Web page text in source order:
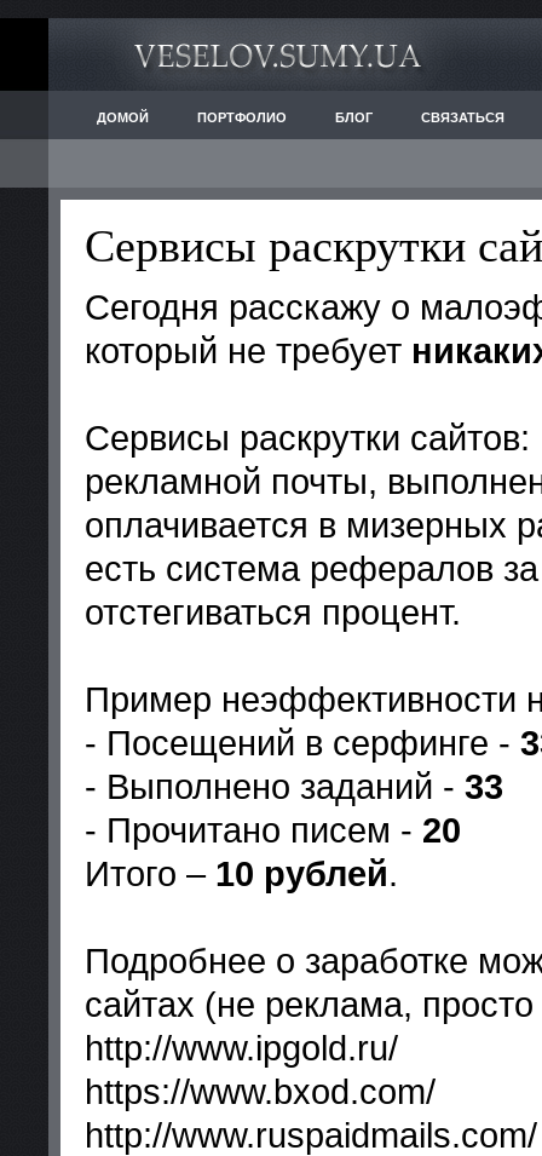
ДОМОЙ ПОРТФОЛИО БЛОГ СВЯЗАТЬСЯ
Сервисы раскрутки
Сегодня расскажу о
который не требует
Сервисы раскрутки
рекламной почты,
оплачивается в мизерных
есть система рефералов
отстегиваться процент.
Пример неэффективности
- Посещений в серфинге -
- Выполнено заданий - 33
- Прочитано писем - 20
Итого – 10 рублей.
Подробнее о заработке
сайтах (не реклама, просто
http://www.ipgold.ru/
https://www.bxod.com/
http://www.ruspaidmails.com/